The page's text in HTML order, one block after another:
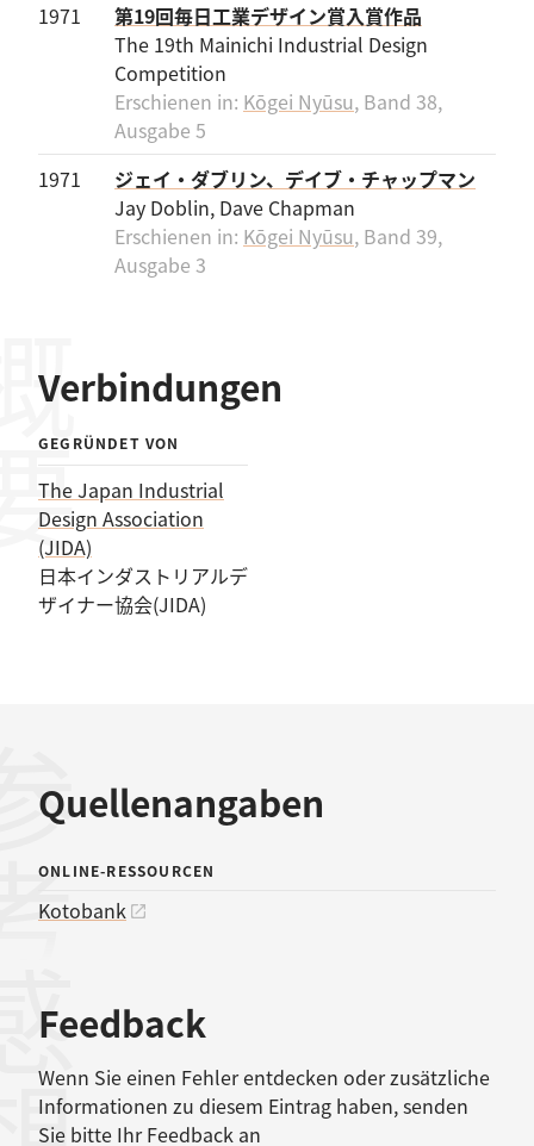
1971
第19回毎日工業デザイン賞入賞作品
The 19th Mainichi Industrial Design
Competition
Erschienen in: Kōgei Nyūsu, Band 38,
Ausgabe 5
1971
ジェイ・ダブリン、デイブ・チャップマン
Jay Doblin, Dave Chapman
Erschienen in: Kōgei Nyūsu, Band 39,
Ausgabe 3
Verbindungen
GEGRÜNDET VON
The Japan Industrial
Design Association
(JIDA)
日本インダストリアルデ
ザイナー協会(JIDA)
Quellenangaben
献
ONLINE-RESSOURCEN
Kotobank
Feedback
Wenn Sie einen Fehler entdecken oder zusätzliche
Informationen zu diesem Eintrag haben, senden
Sie bitte Ihr Feedback an